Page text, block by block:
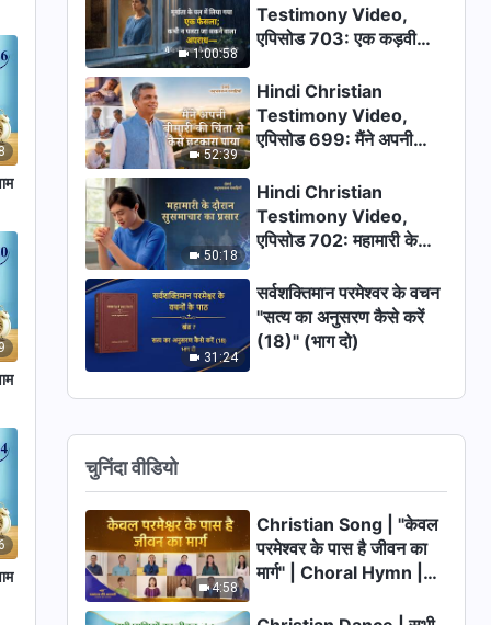
1:00:58
Testimony Video,
एपिसोड 703: एक कड़वी
52:39
Hindi Christian
Testimony Video,
एपिसोड 699: मैंने अपनी
छुटकारा पाया
50:18
Hindi Christian
Testimony Video,
एपिसोड 702: महामारी के
31:24
सर्वशक्तिमान परमेश्वर के वचन
"सत्य का अनुसरण कैसे करें
(18)" (भाग दो)
चुनिंदा वीडियो
4:58
Christian Song | "केवल
परमेश्वर के पास है जीवन का
मार्ग" | Choral Hymn |